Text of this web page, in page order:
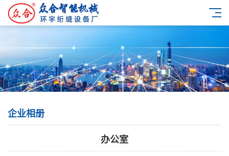
企业相册
办公室